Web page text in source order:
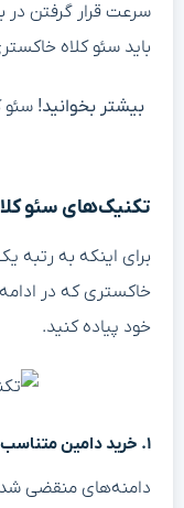
سرعت قرار گرفتن در
باید سئو کلاه
بیشتر بخوانید!
تکنیک‌های سئو
برای اینکه به رتبه
خاکستری که در
خود پیاده کنید.
۱. خرید دامین متناسب با موضوع سایت
دامنه‌های منقضی